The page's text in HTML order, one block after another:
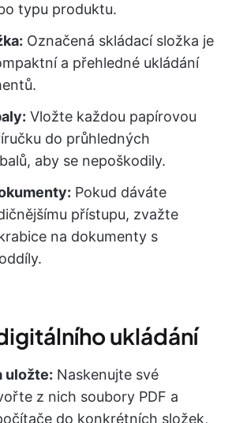
typu produktu.
Označená skládací složka je
a přehledné ukládání
Vložte každou papírovou
do průhledných
aby se nepoškodily.
Pokud dáváte
přístupu, zvažte
na dokumenty s
ukládání
uložte: Naskenujte své
z nich soubory PDF a
do konkrétních složek,